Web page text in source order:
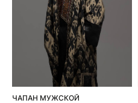
ЧАПАН МУЖСКОЙ